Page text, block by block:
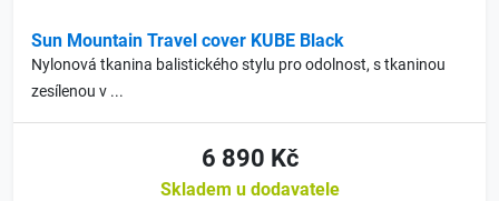
Sun Mountain Travel cover KUBE Black
Nylonová tkanina balistického stylu pro odolnost, s tkaninou
zesílenou v ...
6 890 Kč
Skladem u dodavatele